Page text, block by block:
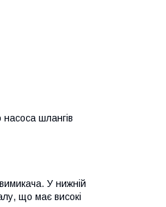
шлангів
У нижній
що має високі